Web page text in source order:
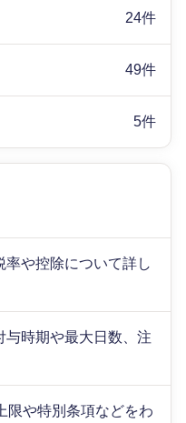
24件
49件
5件
率や控除について詳し
与時期や最大日数、注
限や特別条項などをわ